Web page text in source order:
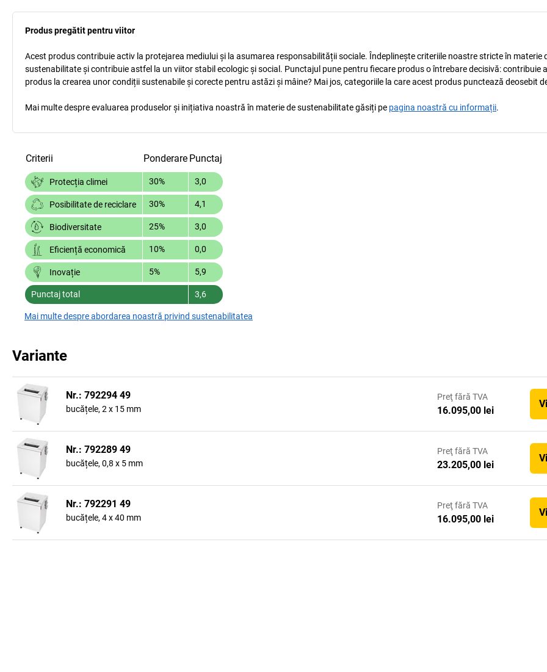
Produs pregătit pentru viitor
Acest produs contribuie activ la protejarea mediului și la asumarea responsabilității sociale. Îndeplinește criteriile noastre stricte în materie
sustenabilitate și contribuie astfel la un viitor stabil ecologic și social. Punctajul pune pentru fiecare produs o întrebare decisivă: contribuie
produs la crearea unor condiții sustenabile și corecte pentru astăzi și mâine? Mai jos, categoriile la care acest produs punctează deosebit
Mai multe despre evaluarea produselor și inițiativa noastră în materie de sustenabilitate găsiți pe pagina noastră cu informații.
Criterii Ponderare Punctaj
Protecția climei 30% 3,0
Posibilitate de reciclare 30% 4,1
Biodiversitate 25% 3,0
Eficiență economică 10% 0,0
Inovație 5% 5,9
Punctaj total 3,6
Mai multe despre abordarea noastră privind sustenabilitatea
Variante
Nr.: 792294 49
bucățele, 2 x 15 mm
Preţ fără TVA
16.095,00 lei
Nr.: 792289 49
bucățele, 0,8 x 5 mm
Preţ fără TVA
23.205,00 lei
Nr.: 792291 49
bucățele, 4 x 40 mm
Preţ fără TVA
16.095,00 lei